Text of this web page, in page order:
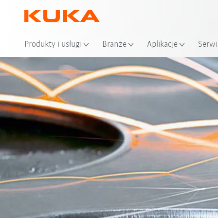
Produkty i usługi Branże Aplikacje